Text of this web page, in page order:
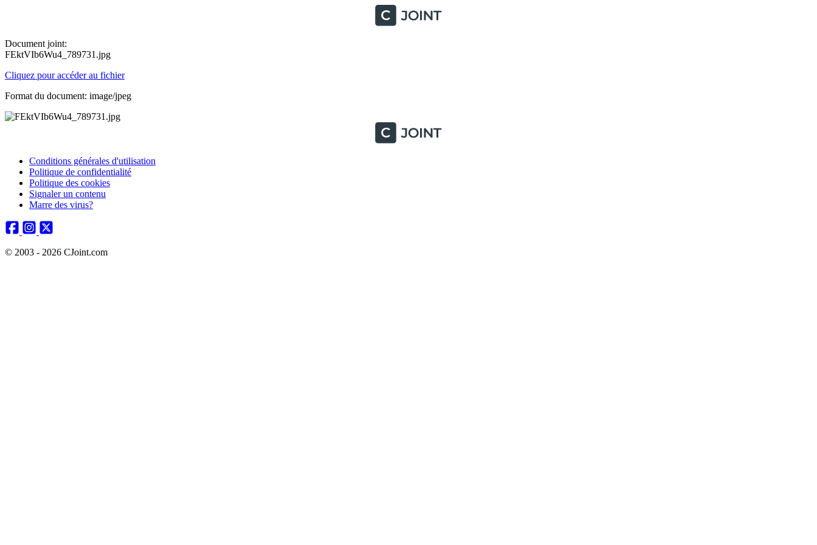
Document joint:
FEktVIb6Wu4_789731.jpg
Cliquez pour accéder au fichier
Format du document: image/jpeg
Conditions générales d'utilisation
Politique de confidentialité
Politique des cookies
Signaler un contenu
Marre des virus?
© 2003 - 2026 CJoint.com